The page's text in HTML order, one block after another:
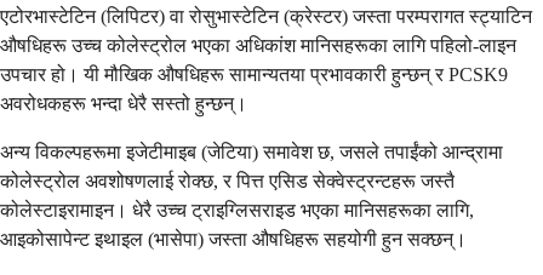
एटोरभास्टेटिन (लिपिटर) वा रोसुभास्टेटिन (क्रेस्टर) जस्ता परम्परागत स्ट्याटिन
औषधिहरू उच्च कोलेस्ट्रोल भएका अधिकांश मानिसहरूका लागि पहिलो-लाइन
उपचार हो। यी मौखिक औषधिहरू सामान्यतया प्रभावकारी हुन्छन् र PCSK9
अवरोधकहरू भन्दा धेरै सस्तो हुन्छन्।
अन्य विकल्पहरूमा इजेटीमाइब (जेटिया) समावेश छ, जसले तपाईंको आन्द्रामा
कोलेस्ट्रोल अवशोषणलाई रोक्छ, र पित्त एसिड सेक्वेस्ट्रन्टहरू जस्तै
कोलेस्टाइरामाइन। धेरै उच्च ट्राइग्लिसराइड भएका मानिसहरूका लागि,
आइकोसापेन्ट इथाइल (भासेपा) जस्ता औषधिहरू सहयोगी हुन सक्छन्।